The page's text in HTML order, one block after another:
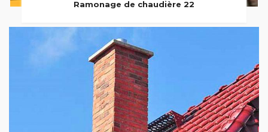
Ramonage de chaudière 22